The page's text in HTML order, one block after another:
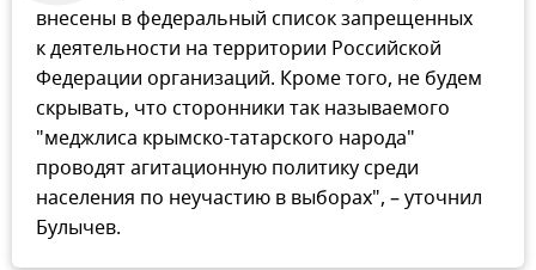
внесены в федеральный список запрещенных
к деятельности на территории Российской
Федерации организаций. Кроме того, не будем
скрывать, что сторонники так называемого
"меджлиса крымско-татарского народа"
проводят агитационную политику среди
населения по неучастию в выборах", – уточнил
Булычев.